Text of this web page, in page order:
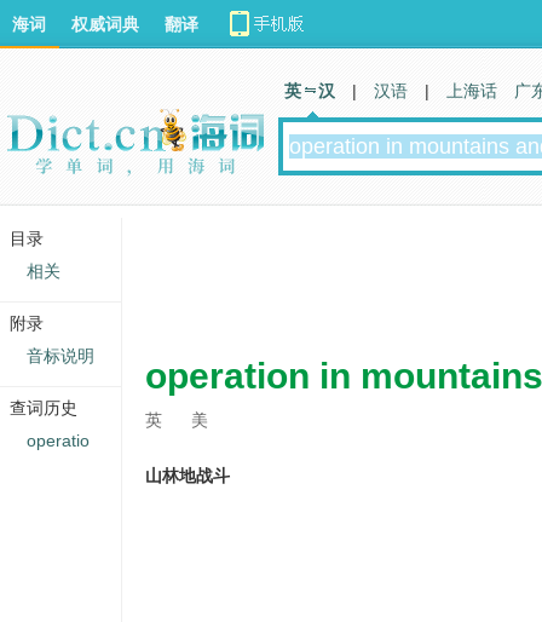
operation in
英 美
山林地战斗
海词 权威词典 翻译
英 汉 | 汉语 | 上海话 广
目录
相关
附录
音标说明
查词历史
operatio